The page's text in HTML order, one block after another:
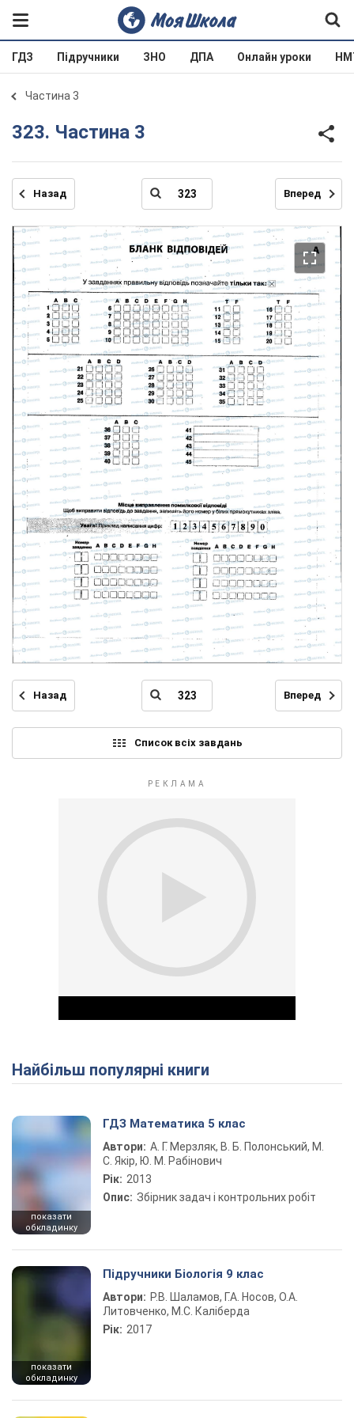
ГДЗ Підручники ЗНО ДПА Онлайн уроки
Частина 3
323. Частина 3
Назад Вперед
Назад Вперед
Список всіх завдань
Play Video
Найбільш популярні книги
показати
обкладинку
ГДЗ Математика 5 клас
Автори: А. Г. Мерзляк, В. Б. Полонський, М.
С. Якір, Ю. М. Рабінович
Рік: 2013
Опис: Збірник задач і контрольних робіт
показати
обкладинку
Підручники Біологія 9 клас
Автори: Р.В. Шаламов, Г.А. Носов, О.А.
Литовченко, М.С. Каліберда
Рік: 2017